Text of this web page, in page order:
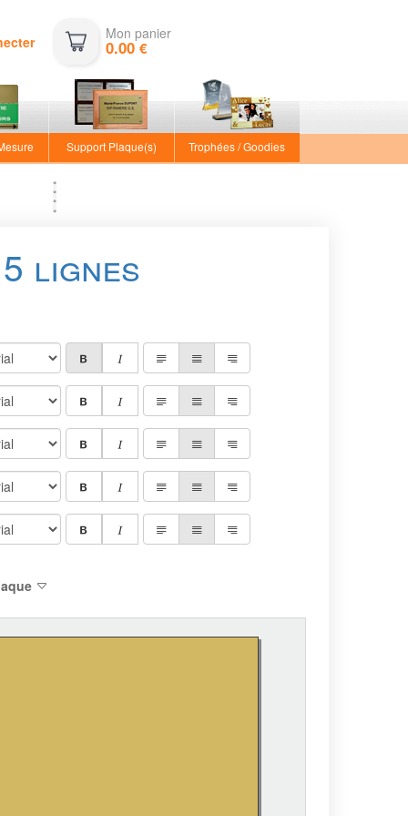
Mon panier
0.00€
Support Plaque(s) Trophées / Goodies
lignes